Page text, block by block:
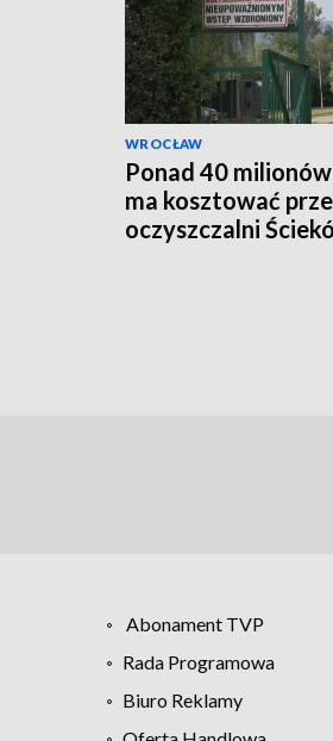
WROCŁAW
Ponad 40
ma kosztować
oczyszczalni
Abonament TVP
Rada Programowa
Biuro Reklamy